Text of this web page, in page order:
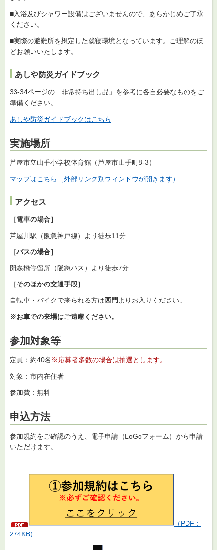
■入浴及びシャワー設備はございませんので、あらかじめご了承
ください。
■実際の避難所を想定した就寝環境となっています。ご理解のほ
どお願いいたします。
あしや防災ガイドブック
33-34ページの「非常持ち出し品」を参考に各自必要なものをご
準備ください。
あしや防災ガイドブックはこちら
実施場所
芦屋市立山手小学校体育館（芦屋市山手町8-3）
マップはこちら （外部リンク別ウィンドウが開きます）
アクセス
［電車の場合］
芦屋川駅（阪急神戸線）より徒歩11分
［バスの場合］
開森橋停留所（阪急バス）より徒歩7分
［そのほかの交通手段］
自転車・バイクで来られる方は西門よりお入りください。
※お車での来場はご遠慮ください。
参加対象等
定員：約40名 ※応募者多数の場合は抽選とします。
対象：市内在住者
参加費：無料
申込方法
参加規約をご確認のうえ、電子申請（LoGoフォーム）から申請
いただけます。
（PDF：
274KB）